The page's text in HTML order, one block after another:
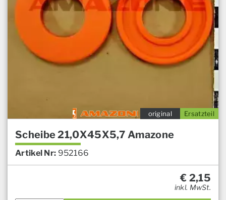
Ersatzteil
original
Scheibe 21,0X45X5,7 Amazone
Artikel Nr: 952166
€ 2,15
inkl. MwSt.